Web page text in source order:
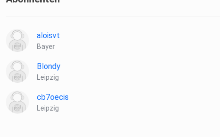
aloisvt
Bayer
Blondy
Leipzig
cb7oecis
Leipzig